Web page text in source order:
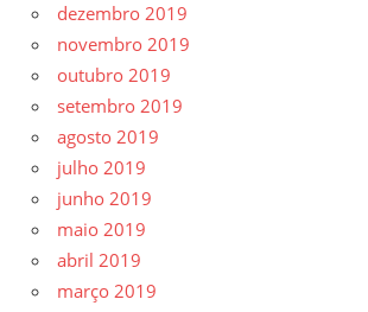
dezembro 2019
novembro 2019
outubro 2019
setembro 2019
agosto 2019
julho 2019
junho 2019
maio 2019
abril 2019
março 2019